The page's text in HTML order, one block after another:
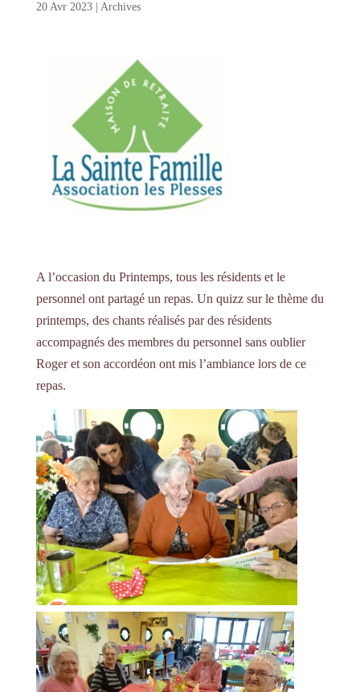
20 Avr 2023| Archives
A l’occasion du Printemps, tous les résidents et le
personnel ont partagé un repas. Un quizz sur le thème du
printemps, des chants réalisés par des résidents
accompagnés des membres du personnel sans oublier
Roger et son accordéon ont mis l’ambiance lors de ce
repas.